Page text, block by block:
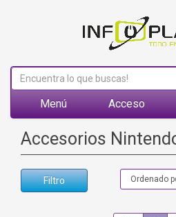
Menú Acceso
Accesorios
Filtro